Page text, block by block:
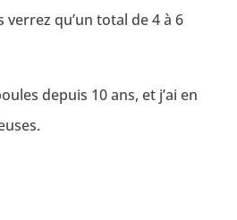
qu’un total de 4 à 6
depuis 10 ans, et j’ai en